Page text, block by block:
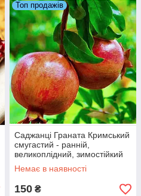
Топ продажів
Саджанці Граната Кримський
смугастий - ранній,
великоплідний, зимостійкий
Немає в наявності
150 ₴